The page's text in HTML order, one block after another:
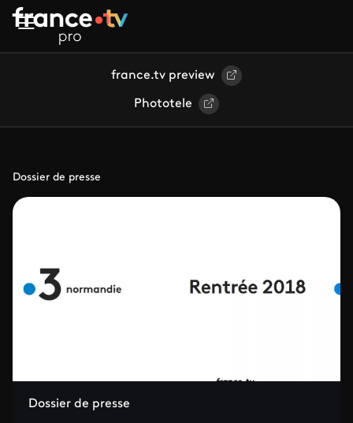
Aller au contenu principal
france.tv preview
Phototele
Dossier de presse
Dossier de presse